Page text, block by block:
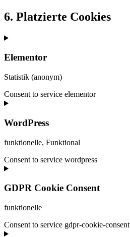
6. Platzierte Cookies
Elementor
Statistik (anonym)
Consent to service elementor
WordPress
funktionelle, Funktional
Consent to service wordpress
GDPR Cookie Consent
funktionelle
Consent to service gdpr-cookie-consent